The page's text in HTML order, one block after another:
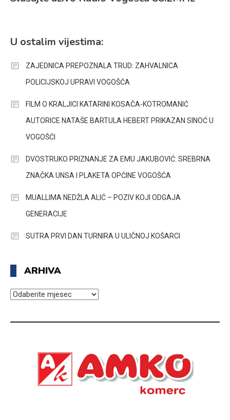
U ostalim vijestima:
ZAJEDNICA PREPOZNALA TRUD: ZAHVALNICA
POLICIJSKOJ UPRAVI VOGOŠĆA
FILM O KRALJICI KATARINI KOSAČA-KOTROMANIĆ
AUTORICE NATAŠE BARTULA HEBERT PRIKAZAN SINOĆ U
VOGOŠĆI
DVOSTRUKO PRIZNANJE ZA EMU JAKUBOVIĆ: SREBRNA
ZNAČKA UNSA I PLAKETA OPĆINE VOGOŠĆA
MUALLIMA NEDŽLA ALIĆ – POZIV KOJI ODGAJA
GENERACIJE
SUTRA PRVI DAN TURNIRA U ULIČNOJ KOŠARCI
ARHIVA
ARHIVA